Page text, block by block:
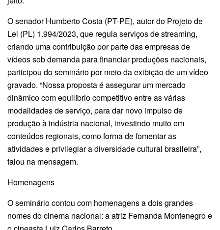
O senador Humberto Costa (PT-PE), autor do Projeto de
Lei (PL) 1.994/2023, que regula serviços de streaming,
criando uma contribuição por parte das empresas de
vídeos sob demanda para financiar produções nacionais,
participou do seminário por meio da exibição de um vídeo
gravado. “Nossa proposta é assegurar um mercado
dinâmico com equilíbrio competitivo entre as várias
modalidades de serviço, para dar novo impulso de
produção à indústria nacional, investindo muito em
conteúdos regionais, como forma de fomentar as
atividades e privilegiar a diversidade cultural brasileira”,
falou na mensagem.
Homenagens
O seminário contou com homenagens a dois grandes
nomes do cinema nacional: a atriz Fernanda Montenegro e